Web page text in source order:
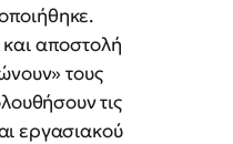
αποστολή
τους
τις
εργασιακού